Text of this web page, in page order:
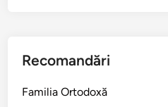
Recomandări
Familia Ortodoxă